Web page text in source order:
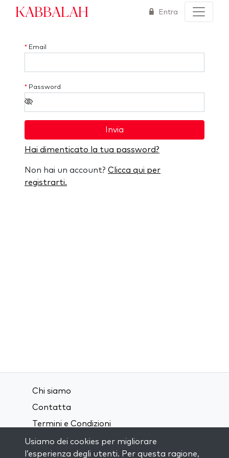
Kabbalah Entra
* Email
* Password
Invia
Hai dimenticato la tua password?
Non hai un account? Clicca qui per
registrarti.
Chi siamo
Contatta
Termini e Condizioni
Privacy Policy
Usiamo dei cookies per migliorare
l’esperienza degli utenti. Per questa ragione,